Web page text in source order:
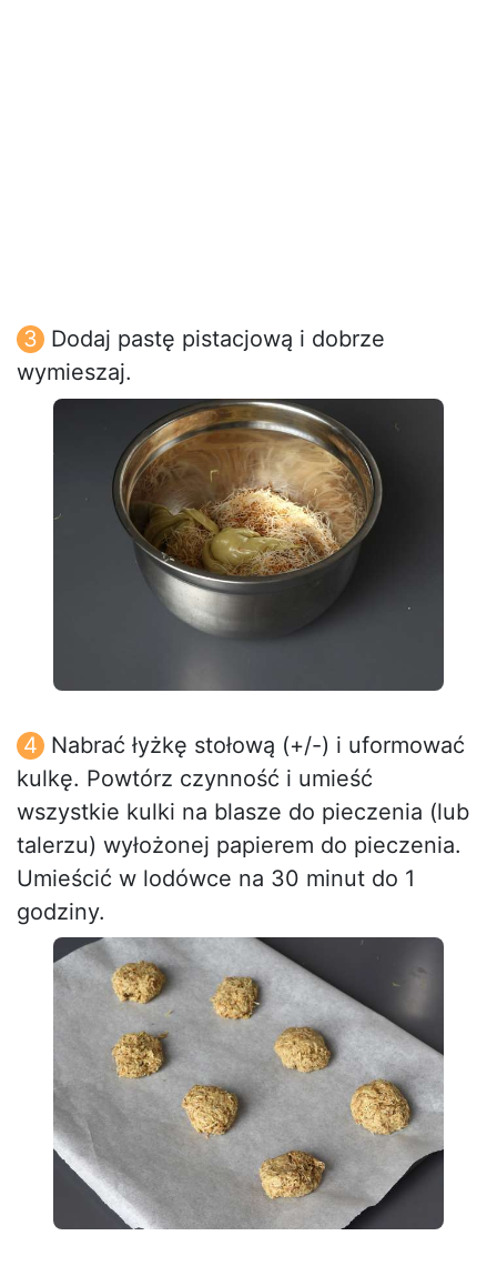
Dodaj pastę pistacjową i dobrze
wymieszaj.
Nabrać łyżkę stołową (+/-) i uformować
kulkę. Powtórz czynność i umieść
wszystkie kulki na blasze do pieczenia (lub
talerzu) wyłożonej papierem do pieczenia.
Umieścić w lodówce na 30 minut do 1
godziny.